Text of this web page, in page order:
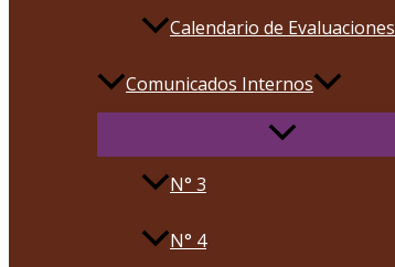
Calendario de Evaluaciones
Comunicados Internos
N° 3
N° 4